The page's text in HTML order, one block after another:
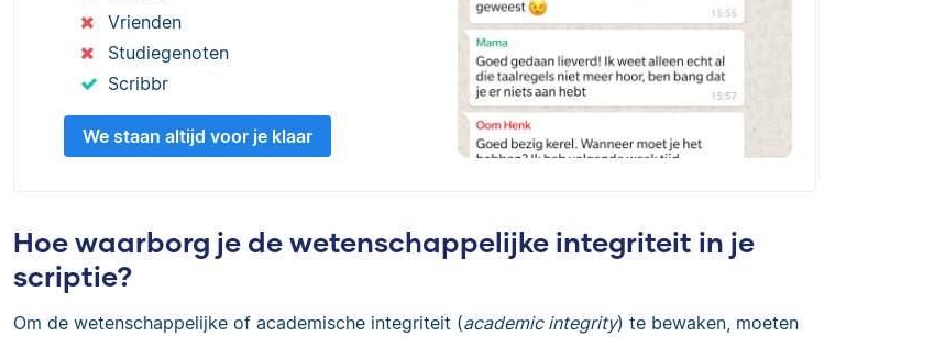
Vrienden
Studiegenoten
Scribbr
We staan altijd voor je klaar
Hoe waarborg je de wetenschappelijke integriteit in je
scriptie?
Om de wetenschappelijke of academische integriteit (academic integrity) te bewaken, moeten